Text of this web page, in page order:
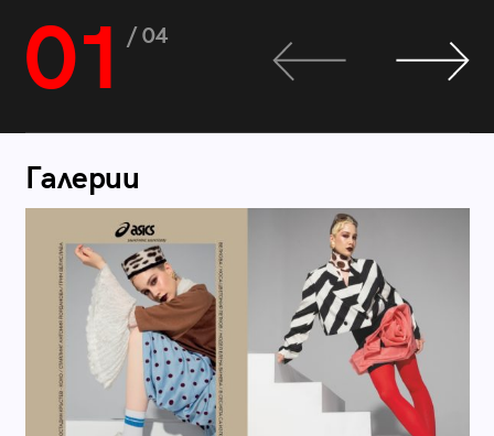
01 / 04
Галерии